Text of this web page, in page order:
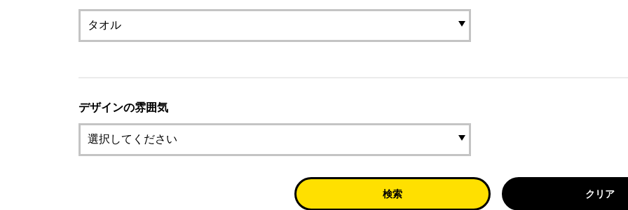
デザインの雰囲気
検索 クリア